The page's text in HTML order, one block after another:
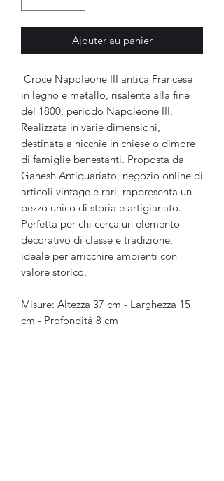
Ajouter au panier
Croce NapoIeone III antica Francese
in legno e metallo, risalente alla fine
del 1800, periodo Napoleone III.
Realizzata in varie dimensioni,
destinata a nicchie in chiese o dimore
di famiglie benestanti. Proposta da
Ganesh Antiquariato, negozio online di
articoli vintage e rari, rappresenta un
pezzo unico di storia e artigianato.
Perfetta per chi cerca un elemento
decorativo di classe e tradizione,
ideale per arricchire ambienti con
valore storico.
Misure: Altezza 37 cm - Larghezza 15
cm - Profondità 8 cm